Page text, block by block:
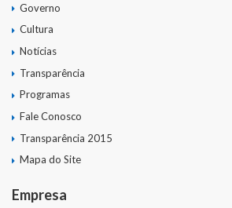
Governo
Cultura
Notícias
Transparência
Programas
Fale Conosco
Transparência 2015
Mapa do Site
Empresa